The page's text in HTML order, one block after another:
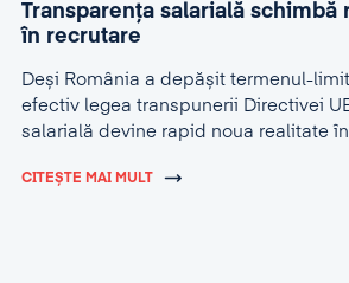
Transparența salarială
în recrutare
Deși România a depășit termenul-
efectiv legea transpunerii Directivei
salarială devine rapid noua realitate în
CITEȘTE MAI MULT